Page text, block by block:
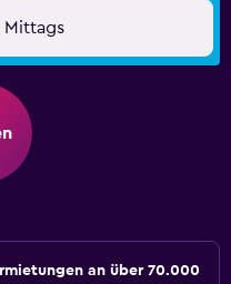
Mittags
an über 70.000